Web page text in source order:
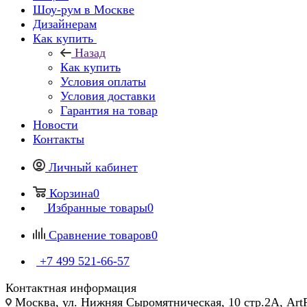
Шоу-рум в Москве
Дизайнерам
Как купить
Назад
Как купить
Условия оплаты
Условия доставки
Гарантия на товар
Новости
Контакты
Личный кабинет
Корзина0
Избранные товары0
Сравнение товаров0
+7 499 521-66-57
Контактная информация
Москва, ул. Нижняя Сыромятническая, 10 стр.2А,